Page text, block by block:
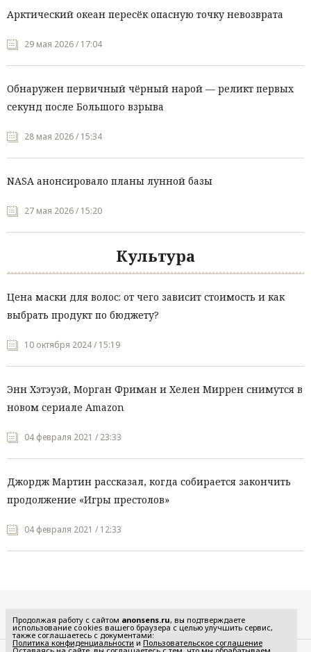
Арктический океан пересёк опасную точку невозврата
29 мая 2026 / 17:04
Обнаружен первичный чёрный нарой — реликт первых
секунд после Большого взрыва
28 мая 2026 / 15:34
NASA анонсировало планы лунной базы
27 мая 2026 / 15:20
Культура
Цена маски для волос: от чего зависит стоимость и как
выбрать продукт по бюджету?
10 октября 2024 / 15:19
Энн Хэтэуэй, Морган Фриман и Хелен Миррен снимутся в
новом сериале Amazon
04 февраля 2021 / 23:33
Джордж Мартин рассказал, когда собирается закончить
продолжение «Игры престолов»
04 февраля 2021 / 12:33
Продолжая работу с сайтом anonsens.ru, вы подтверждаете
использование cookies вашего браузера с целью улучшить сервис,
также соглашаетесь с документами:
Политика конфиденциальности и Пользовательское соглашение